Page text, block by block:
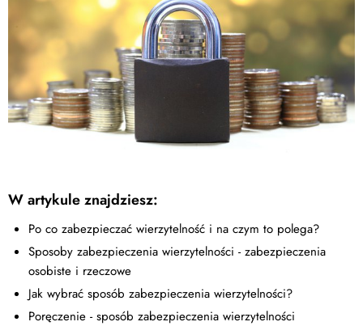
W artykule znajdziesz:
Po co zabezpieczać wierzytelność i na czym to polega?
Sposoby zabezpieczenia wierzytelności - zabezpieczenia
osobiste i rzeczowe
Jak wybrać sposób zabezpieczenia wierzytelności?
Poręczenie - sposób zabezpieczenia wierzytelności